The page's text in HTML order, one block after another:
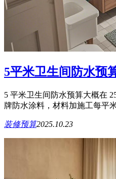
5平米卫生间防水预
5 平米卫生间防水预算大概在
牌防水涂料，材料加施工每平
装修预算2025.10.23